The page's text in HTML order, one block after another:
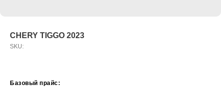
CHERY TIGGO 2023
SKU:
Базовый прайс: